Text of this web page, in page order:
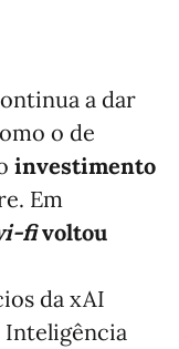
a dar
o de
investimento
Em
fivoltou
da xAI
Inteligência